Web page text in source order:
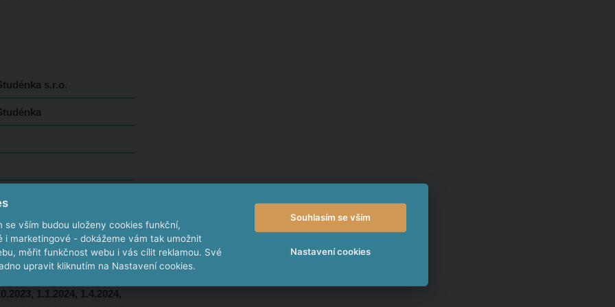
s.r.o.
1.1.2024, 1.4.2024,
se vším budou uloženy cookies funkční,
i marketingové - dokážeme vám tak umožnit
měřit funkčnost webu i vás cílit reklamou. Své
upravit kliknutím na Nastavení cookies.
Souhlasím se vším
Nastavení cookies